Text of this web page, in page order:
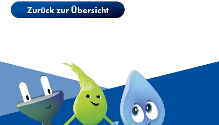
Zurück zur Übersicht